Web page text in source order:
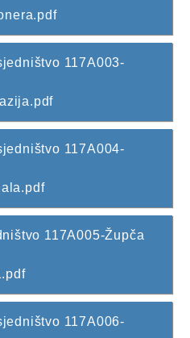
117A003-
117A004-
117A005-Župča
117A006-